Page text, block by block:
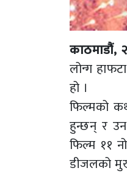
काठमाडौं,
लोन्ग
हो ।
फिल्मको
हुन्छन् र
फिल्म ११
डीजलको